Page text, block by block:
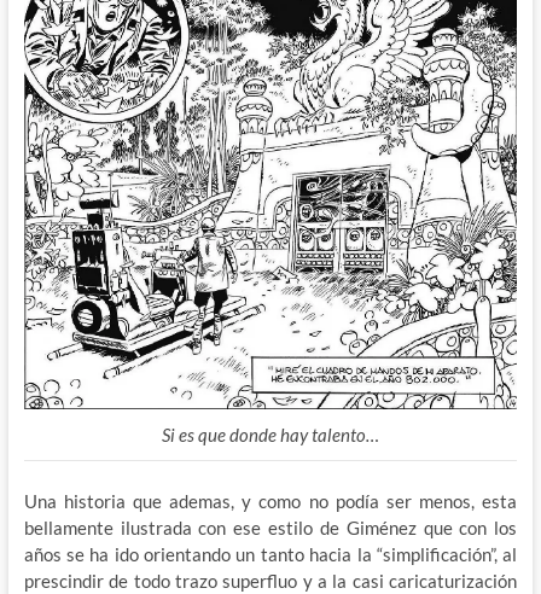
Si es que donde hay talento…
Una historia que ademas, y como no podía ser menos, esta
bellamente ilustrada con ese estilo de Giménez que con los
años se ha ido orientando un tanto hacia la “simplificación”, al
prescindir de todo trazo superfluo y a la casi caricaturización